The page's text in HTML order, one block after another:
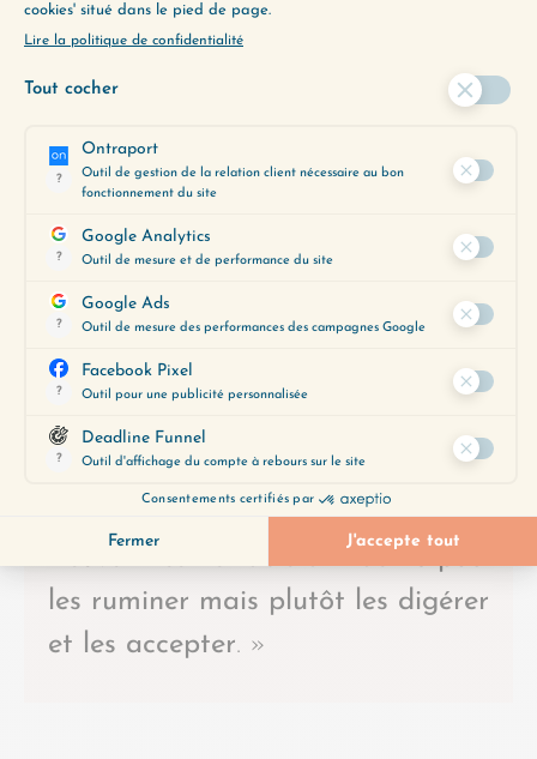
💬 MARLÈNE G.
confiance en moi, dans ma relation
plus calme, serein et de joie. Je peux
voir les choses autrement, avoir des
pensées intentionnelles dans
certaines situations et revenir à
l’essentiel. J’ai aussi la possibilité de
me retrouver entre moi et moi pour
discuter des situations que j’ai pu
trouver inconfortable afin de
les ruminer mais plutôt les digérer
et les accepter. »